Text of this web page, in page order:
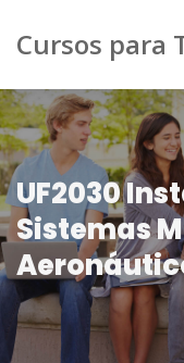
Cursos para
UF2030
Sistemas